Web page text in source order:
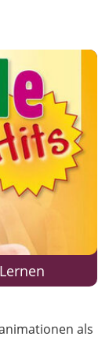
als